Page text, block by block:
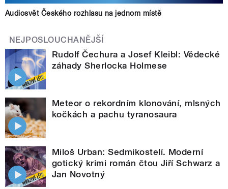
Audiosvět Českého rozhlasu na jednom místě
NEJPOSLOUCHANĚJŠÍ
Rudolf Čechura a Josef Kleibl: Vědecké
záhady Sherlocka Holmese
Meteor o rekordním klonování, mlsných
kočkách a pachu tyranosaura
Miloš Urban: Sedmikostelí. Moderní
gotický krimi román čtou Jiří Schwarz a
Jan Novotný